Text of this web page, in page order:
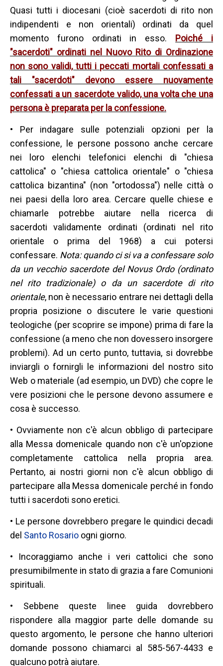
Quasi tutti i diocesani (cioè sacerdoti di rito non
indipendenti e non orientali) ordinati da quel
momento furono ordinati in esso. Poiché i
"sacerdoti" ordinati nel Nuovo Rito di Ordinazione
non sono validi, tutti i peccati mortali confessati a
tali "sacerdoti" devono essere nuovamente
confessati a un sacerdote valido, una volta che una
persona è preparata per la confessione.
• Per indagare sulle potenziali opzioni per la
confessione, le persone possono anche cercare
nei loro elenchi telefonici elenchi di "chiesa
cattolica" o "chiesa cattolica orientale" o "chiesa
cattolica bizantina" (non "ortodossa") nelle città o
nei paesi della loro area. Cercare quelle chiese e
chiamarle potrebbe aiutare nella ricerca di
sacerdoti validamente ordinati (ordinati nel rito
orientale o prima del 1968) a cui potersi
confessare. Nota: quando ci si va a confessare solo
da un vecchio sacerdote del Novus Ordo (ordinato
nel rito tradizionale) o da un sacerdote di rito
orientale, non è necessario entrare nei dettagli della
propria posizione o discutere le varie questioni
teologiche (per scoprire se impone) prima di fare la
confessione (a meno che non dovessero insorgere
problemi). Ad un certo punto, tuttavia, si dovrebbe
inviargli o fornirgli le informazioni del nostro sito
Web o materiale (ad esempio, un DVD) che copre le
vere posizioni che le persone devono assumere e
cosa è successo.
• Ovviamente non c'è alcun obbligo di partecipare
alla Messa domenicale quando non c'è un'opzione
completamente cattolica nella propria area.
Pertanto, ai nostri giorni non c'è alcun obbligo di
partecipare alla Messa domenicale perché in fondo
tutti i sacerdoti sono eretici.
• Le persone dovrebbero pregare le quindici decadi
del Santo Rosario ogni giorno.
• Incoraggiamo anche i veri cattolici che sono
presumibilmente in stato di grazia a fare Comunioni
spirituali.
• Sebbene queste linee guida dovrebbero
rispondere alla maggior parte delle domande su
questo argomento, le persone che hanno ulteriori
domande possono chiamarci al 585-567-4433 e
qualcuno potrà aiutare.